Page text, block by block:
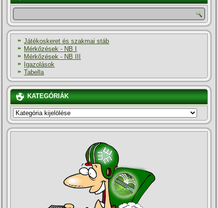
Játékoskeret és szakmai stáb
Mérkőzések - NB I
Mérkőzések - NB III
Igazolások
Tabella
KATEGÓRIÁK
KATEGÓRIÁK